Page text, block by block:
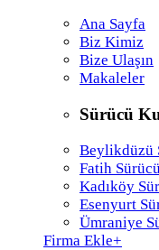
Ana Sayfa
Biz Kimiz
Bize Ulaşın
Makaleler
Sürücü
Beylikdüzü
Fatih
Kadıköy
Esenyurt
Ümraniye
Firma Ekle+